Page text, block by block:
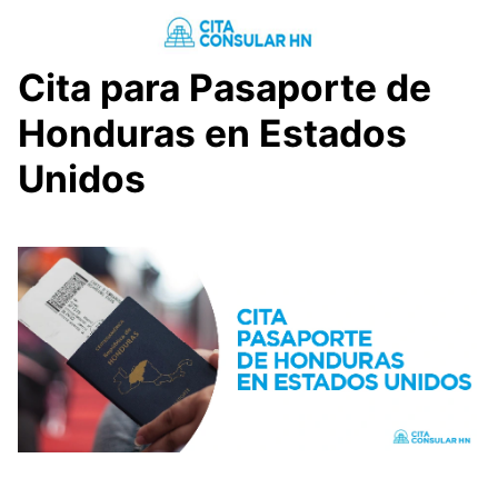
Cita para Pasaporte de
Honduras en Estados
Unidos